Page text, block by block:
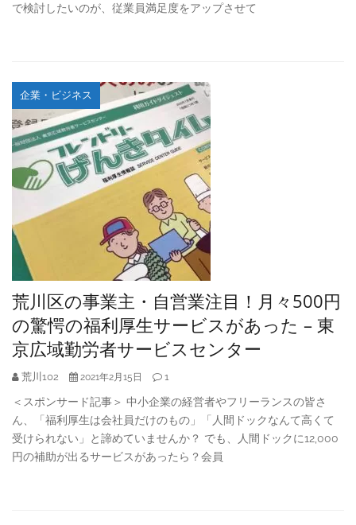
で検討したいのが、従業員満足度をアップさせて
企業・ビジネス
荒川区の事業主・自営業注目！月々500円
の驚愕の福利厚生サービスがあった – 東
京広域勤労者サービスセンター
荒川102 2021年2月15日 1
＜スポンサード記事＞ 中小企業の経営者やフリーランスの皆さ
ん、「福利厚生は会社員だけのもの」「人間ドックなんて高くて
受けられない」と諦めていませんか？ でも、人間ドックに12,000
円の補助が出るサービスがあったら？会員